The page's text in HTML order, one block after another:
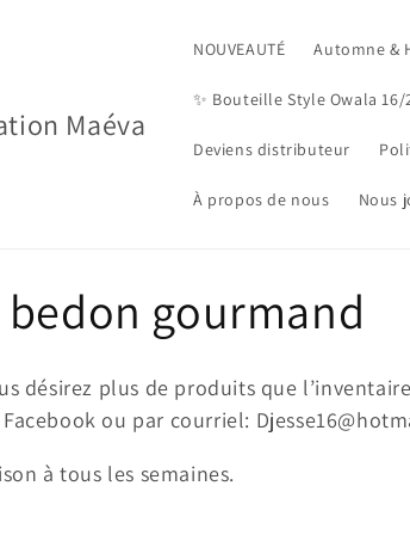
Maéva
NOUVEAUTÉ Automne &
✨️ Bouteille Style Owala 16/
Deviens distributeur
À propos de nous Nous
bedon gourmand
désirez plus de produits que
ou par courriel:
à tous les semaines.